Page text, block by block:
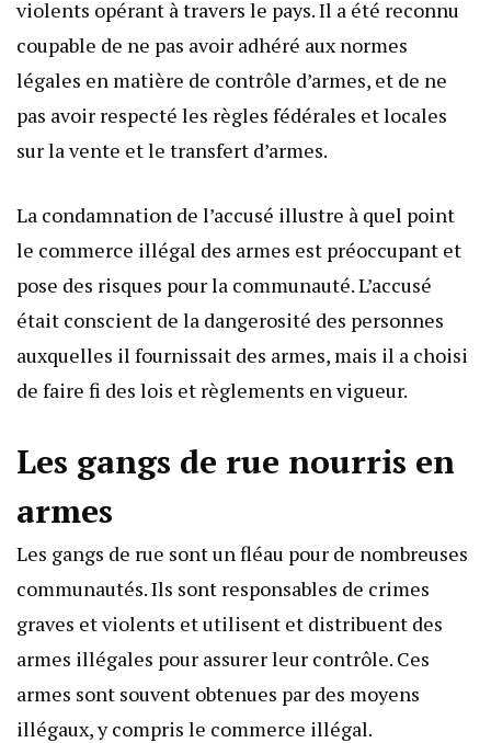
violents opérant à travers le pays. Il a été reconnu
coupable de ne pas avoir adhéré aux normes
légales en matière de contrôle d’armes, et de ne
pas avoir respecté les règles fédérales et locales
sur la vente et le transfert d’armes.
La condamnation de l’accusé illustre à quel point
le commerce illégal des armes est préoccupant et
pose des risques pour la communauté. L’accusé
était conscient de la dangerosité des personnes
auxquelles il fournissait des armes, mais il a choisi
de faire fi des lois et règlements en vigueur.
Les gangs de rue nourris en
armes
Les gangs de rue sont un fléau pour de nombreuses
communautés. Ils sont responsables de crimes
graves et violents et utilisent et distribuent des
armes illégales pour assurer leur contrôle. Ces
armes sont souvent obtenues par des moyens
illégaux, y compris le commerce illégal.